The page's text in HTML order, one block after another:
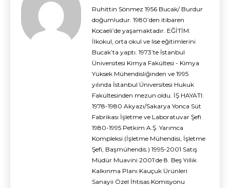
Ruhittin Sönmez 1956 Bucak/ Burdur
doğumludur. 1980’den itibaren
Kocaeli’de yaşamaktadır. EĞİTİM:
İlkokul, orta okul ve lise eğitimlerini
Bucak’ta yaptı. 1973’te İstanbul
Üniversitesi Kimya Fakültesi - Kimya
Yüksek Mühendisliğinden ve 1995
yılında İstanbul Üniversitesi Hukuk
Fakültesinden mezun oldu. İŞ HAYATI:
1978-1980 Akyazı/Sakarya Yonca Süt
Fabrikası İşletme ve Laboratuvar Şefi
1980-1995 Petkim A.Ş. Yarımca
Kompleksi (İşletme Mühendisi, İşletme
Şefi, Başmühendis.) 1995-2001 Satış
Müdür Muavini 2001’de 8. Beş Yıllık
Kalkınma Planı Kauçuk Ürünleri
Sanayii Özel İhtisas Komisyonu